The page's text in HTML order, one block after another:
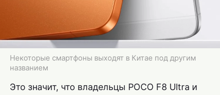
Некоторые смартфоны выходят в Китае под другим
названием
Это значит, что владельцы POCO F8 Ultra и